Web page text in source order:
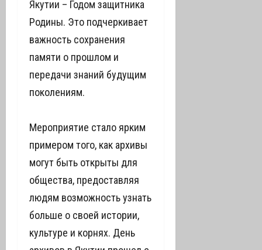
Якутии – Годом защитника
Родины. Это подчеркивает
важность сохранения
памяти о прошлом и
передачи знаний будущим
поколениям.
Мероприятие стало ярким
примером того, как архивы
могут быть открыты для
общества, предоставляя
людям возможность узнать
больше о своей истории,
культуре и корнях. День